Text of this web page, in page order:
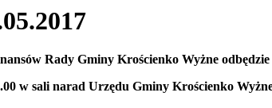
Rady Gminy Krościenko Wyżne
w sali narad Urzędu Gminy Krościenko